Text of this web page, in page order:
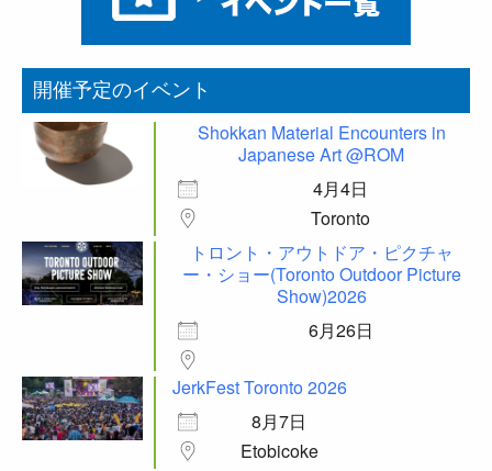
開催予定のイベント
Shokkan Material Encounters in
Japanese Art @ROM
4月4日
Toronto
トロント・アウトドア・ピクチャ
ー・ショー(Toronto Outdoor Picture
Show)2026
6月26日
JerkFest Toronto 2026
8月7日
Etobicoke